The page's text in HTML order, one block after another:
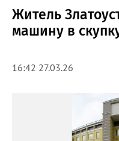
Житель
машину в
16:42 27.03.26